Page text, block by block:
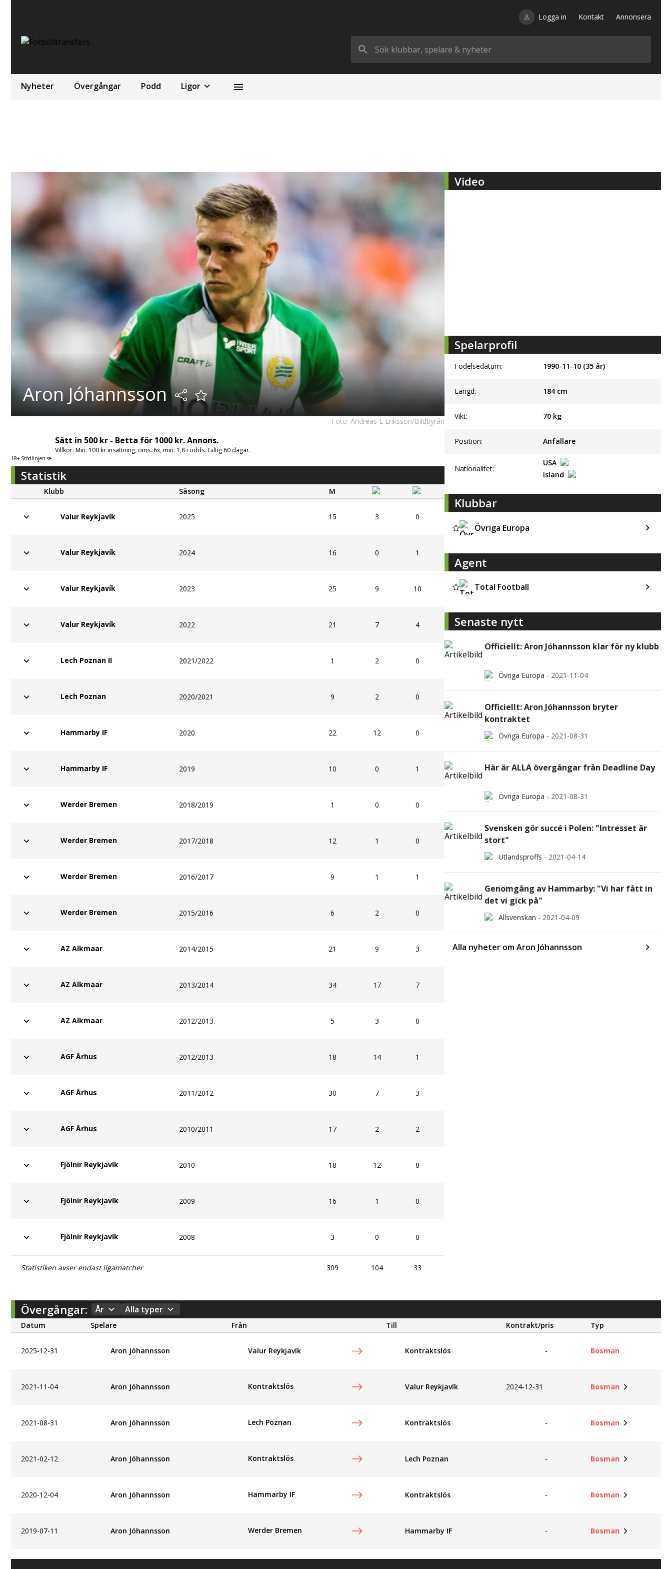
Logga in Kontakt Annonsera
Nyheter Övergångar Podd Ligor
Aron Jóhannsson
Foto: Andreas L Eriksson/Bildbyrån
18+ Stödlinjen.se
Sätt in 500 kr - Betta för 1000 kr. Annons.
Villkor: Min. 100 kr insättning, oms. 6x, min. 1,8 i odds. Giltig 60 dagar.
Statistik
Klubb Säsong M
Valur Reykjavík 2025 15 3 0
Valur Reykjavík 2024 16 0 1
Valur Reykjavík 2023 25 9 10
Valur Reykjavík 2022 21 7 4
Lech Poznan II 2021/2022 1 2 0
Lech Poznan 2020/2021 9 2 0
Hammarby IF 2020 22 12 0
Hammarby IF 2019 10 0 1
Werder Bremen 2018/2019 1 0 0
Werder Bremen 2017/2018 12 1 0
Werder Bremen 2016/2017 9 1 1
Werder Bremen 2015/2016 6 2 0
AZ Alkmaar 2014/2015 21 9 3
AZ Alkmaar 2013/2014 34 17 7
AZ Alkmaar 2012/2013. 5 3 0
AGF Århus 2012/2013 18 14 1
AGF Århus 2011/2012 30 7 3
AGF Århus 2010/2011 17 2 2
Fjölnir Reykjavík 2010 18 12 0
Fjölnir Reykjavík 2009 16 1 0
Fjölnir Reykjavík 2008 3 0 0
Statistiken avser endast ligamatcher 309 104 33
Video
Spelarprofil
Födelsedatum: 1990-11-10 (35 år)
Längd: 184cm
Vikt: 70kg
Position: Anfallare
Nationalitet:
USA
Island
Klubbar
Övriga Europa
Agent
Total Football
Senaste nytt
Officiellt: Aron Jóhannsson klar för ny klubb
Övriga Europa - 2021-11-04
Officiellt: Aron Jóhannsson bryter
kontraktet
Övriga Europa - 2021-08-31
Här är ALLA övergångar från Deadline Day
Övriga Europa - 2021-08-31
Svensken gör succé i Polen: "Intresset är
stort"
Utlandsproffs - 2021-04-14
Genomgång av Hammarby: "Vi har fått in
det vi gick på"
Allsvenskan - 2021-04-09
Alla nyheter om Aron Jóhannsson
Övergångar: År Alla typer
Datum Spelare Från Till Kontrakt/pris Typ
2025-12-31 Aron Jóhannsson Valur Reykjavík Kontraktslös - Bosman
2021-11-04 Aron Jóhannsson Kontraktslös Valur Reykjavík 2024-12-31 Bosman
2021-08-31 Aron Jóhannsson Lech Poznan Kontraktslös - Bosman
2021-02-12 Aron Jóhannsson Kontraktslös Lech Poznan - Bosman
2020-12-04 Aron Jóhannsson Hammarby IF Kontraktslös - Bosman
2019-07-11 Aron Jóhannsson Werder Bremen Hammarby IF - Bosman